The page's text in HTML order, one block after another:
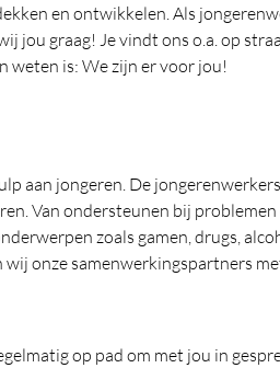
en ontwikkelen. Als
jou graag! Je vindt ons o.a. op
weten is: We zijn er voor jou!
aan jongeren. De
Van ondersteunen bij
zoals gamen, drugs,
onze samenwerkingspartners
op pad om met jou in